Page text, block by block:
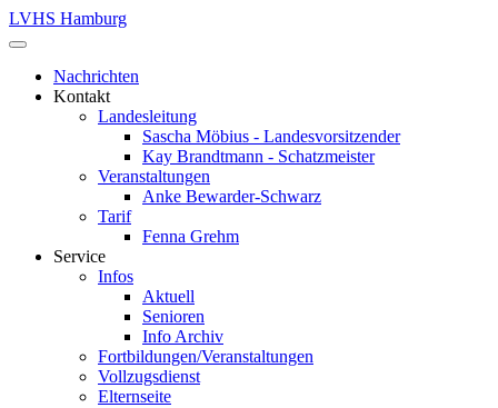
LVHS Hamburg
Nachrichten
Kontakt
Landesleitung
Sascha Möbius - Landesvorsitzender
Kay Brandtmann - Schatzmeister
Veranstaltungen
Anke Bewarder-Schwarz
Tarif
Fenna Grehm
Service
Infos
Aktuell
Senioren
Info Archiv
Fortbildungen/Veranstaltungen
Vollzugsdienst
Elternseite